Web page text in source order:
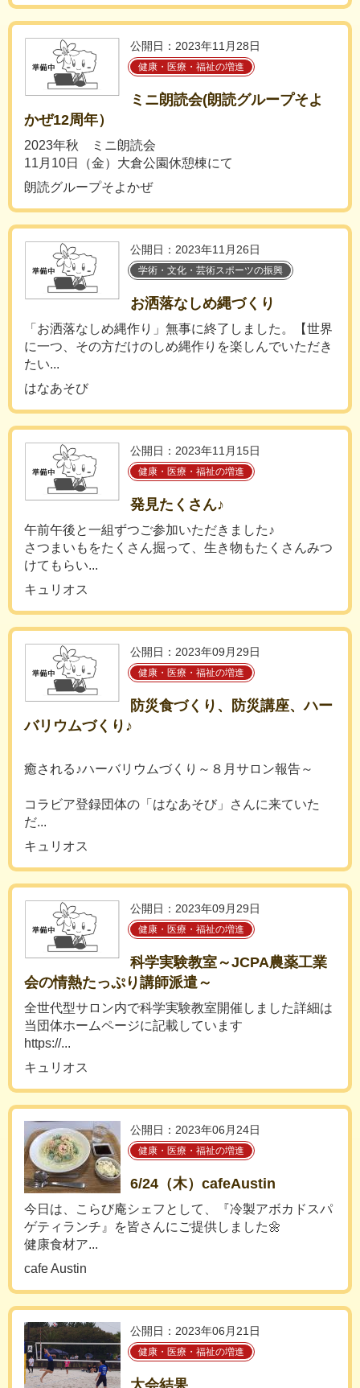
公開日：2023年11月28日
健康・医療・福祉の増進
ミニ朗読会(朗読グループそよ
かぜ12周年）
2023年秋 ミニ朗読会
11月10日（金）大倉公園休憩棟にて
朗読グループそよかぜ
公開日：2023年11月26日
学術・文化・芸術スポーツの振興
お洒落なしめ縄づくり
「お洒落なしめ縄作り」無事に終了しました。【世界
に一つ、その方だけのしめ縄作りを楽しんでいただき
たい...
はなあそび
公開日：2023年11月15日
健康・医療・福祉の増進
発見たくさん♪
午前午後と一組ずつご参加いただきました♪
さつまいもをたくさん掘って、生き物もたくさんみつ
けてもらい...
キュリオス
公開日：2023年09月29日
健康・医療・福祉の増進
防災食づくり、防災講座、ハー
バリウムづくり♪
癒される♪ハーバリウムづくり～８月サロン報告～
コラビア登録団体の「はなあそび」さんに来ていた
だ...
キュリオス
公開日：2023年09月29日
健康・医療・福祉の増進
科学実験教室～JCPA農薬工業
会の情熱たっぷり講師派遣～
全世代型サロン内で科学実験教室開催しました詳細は
当団体ホームページに記載しています
https://...
キュリオス
公開日：2023年06月24日
健康・医療・福祉の増進
6/24（木）cafeAustin
今日は、こらび庵シェフとして、『冷製アボカドスパ
ゲティランチ』を皆さんにご提供しました🌼
健康食材ア...
cafe Austin
公開日：2023年06月21日
健康・医療・福祉の増進
大会結果